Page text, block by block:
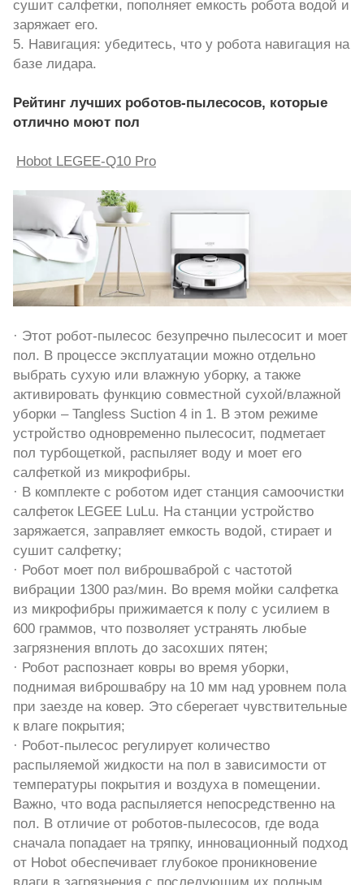
сушит салфетки, пополняет емкость робота водой и
заряжает его.
5. Навигация: убедитесь, что у робота навигация на
базе лидара.
Рейтинг лучших роботов-пылесосов, которые
отлично моют пол
Hobot LEGEE-Q10 Pro
· Этот робот-пылесос безупречно пылесосит и моет
пол. В процессе эксплуатации можно отдельно
выбрать сухую или влажную уборку, а также
активировать функцию совместной сухой/влажной
уборки – Tangless Suction 4 in 1. В этом режиме
устройство одновременно пылесосит, подметает
пол турбощеткой, распыляет воду и моет его
салфеткой из микрофибры.
· В комплекте с роботом идет станция самоочистки
салфеток LEGEE LuLu. На станции устройство
заряжается, заправляет емкость водой, стирает и
сушит салфетку;
· Робот моет пол виброшваброй с частотой
вибрации 1300 раз/мин. Во время мойки салфетка
из микрофибры прижимается к полу с усилием в
600 граммов, что позволяет устранять любые
загрязнения вплоть до засохших пятен;
· Робот распознает ковры во время уборки,
поднимая виброшвабру на 10 мм над уровнем пола
при заезде на ковер. Это сберегает чувствительные
к влаге покрытия;
· Робот-пылесос регулирует количество
распыляемой жидкости на пол в зависимости от
температуры покрытия и воздуха в помещении.
Важно, что вода распыляется непосредственно на
пол. В отличие от роботов-пылесосов, где вода
сначала попадает на тряпку, инновационный подход
от Hobot обеспечивает глубокое проникновение